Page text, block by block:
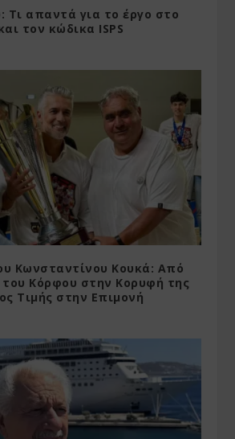
Τι απαντά για το έργο στο
τον κώδικα ISPS
Κωνσταντίνου Κουκά: Από
του Κόρφου στην Κορυφή της
Τιμής στην Επιμονή